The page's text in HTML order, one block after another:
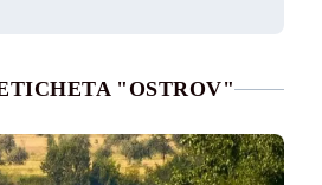
"OSTROV"